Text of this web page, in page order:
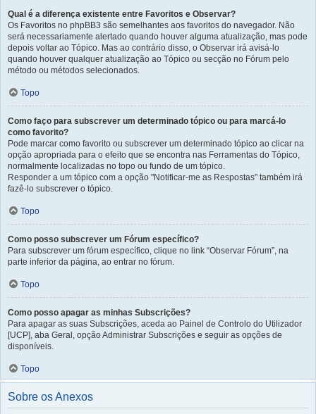
Qual é a diferença existente entre Favoritos e Observar?
Os Favoritos no phpBB3 são semelhantes aos favoritos do navegador. Não
será necessariamente alertado quando houver alguma atualização, mas pode
depois voltar ao Tópico. Mas ao contrário disso, o Observar irá avisá-lo
quando houver qualquer atualização ao Tópico ou secção no Fórum pelo
método ou métodos selecionados.
Topo
Como faço para subscrever um determinado tópico ou para marcá-lo
como favorito?
Pode marcar como favorito ou subscrever um determinado tópico ao clicar na
opção apropriada para o efeito que se encontra nas Ferramentas do Tópico,
normalmente localizadas no topo ou fundo de um tópico.
Responder a um tópico com a opção "Notificar-me as Respostas" também irá
fazê-lo subscrever o tópico.
Topo
Como posso subscrever um Fórum específico?
Para subscrever um fórum específico, clique no link “Observar Fórum”, na
parte inferior da página, ao entrar no fórum.
Topo
Como posso apagar as minhas Subscrições?
Para apagar as suas Subscrições, aceda ao Painel de Controlo do Utilizador
[UCP], aba Geral, opção Administrar Subscrições e seguir as opções de
disponíveis.
Topo
Sobre os Anexos